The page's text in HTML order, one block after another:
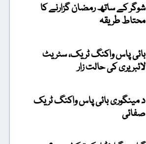
شوگر کے ساتھ رمضان گزارنے کا
محتاط طریقہ
بائی پاس واکنگ ٹریک، سٹریٹ
لائبریری کی حالت زار
د مینگوری بائی پاس واکنگ ٹریک
صفائی